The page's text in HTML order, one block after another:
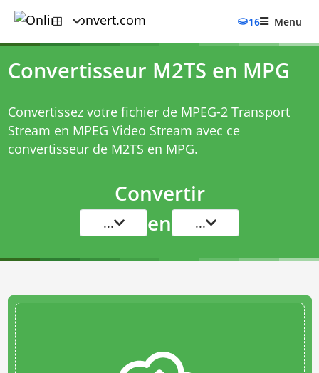
16 Menu
Convertisseur M2TS en MPG
Convertissez votre fichier de MPEG-2 Transport
Stream en MPEG Video Stream avec ce
convertisseur de M2TS en MPG.
Convertir
... en ...